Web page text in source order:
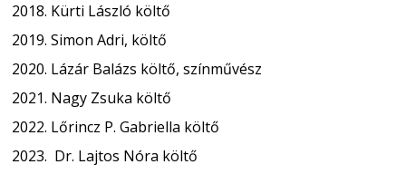
Kürti László költő
Simon Adri, költő
Lázár Balázs költő, színművész
Nagy Zsuka költő
Lőrincz P. Gabriella költő
Dr. Lajtos Nóra költő